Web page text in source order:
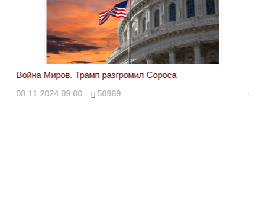
Война Миров. Трамп разгромил Сороса
08.11.2024 09:00 50969